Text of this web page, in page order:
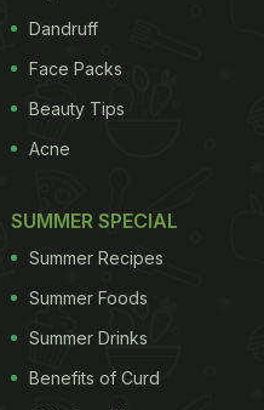
Dandruff
Face Packs
Beauty Tips
Acne
SUMMER SPECIAL
Summer Recipes
Summer Foods
Summer Drinks
Benefits of Curd